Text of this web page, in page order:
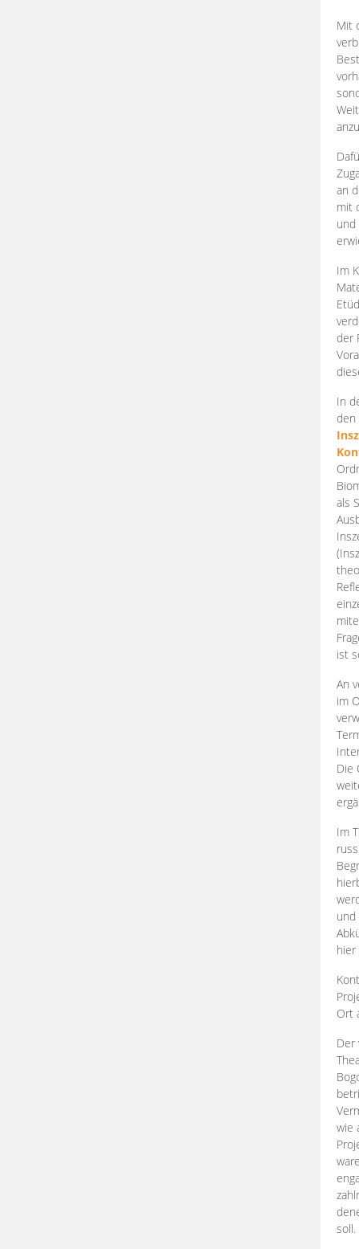
Mit
an
mit
und
Im
der
In
den
als
ist
An
im
Die
Im
und
Ort
Der
wie
zahlr
soll.